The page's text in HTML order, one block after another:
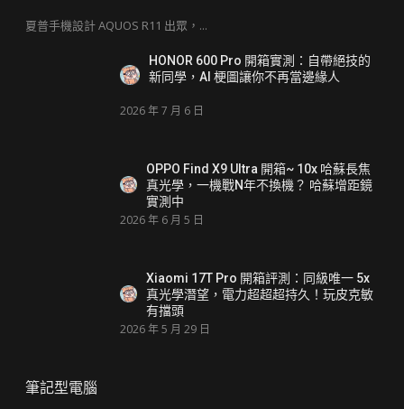
夏普手機設計 AQUOS R11 出眾，...
HONOR 600 Pro 開箱實測：自帶絕技的
新同學，AI 梗圖讓你不再當邊緣人
2026 年 7 月 6 日
OPPO Find X9 Ultra 開箱~ 10x 哈蘇長焦
真光學，一機戰N年不換機？ 哈蘇增距鏡
實測中
2026 年 6 月 5 日
Xiaomi 17T Pro 開箱評測：同級唯一 5x
真光學潛望，電力超超超持久！玩皮克敏
有擋頭
2026 年 5 月 29 日
筆記型電腦